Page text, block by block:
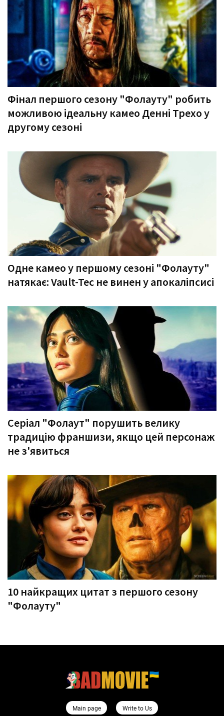
Фінал першого сезону "Фолауту" робить
можливою ідеальну камео Денні Трехо у
другому сезоні
Одне камео у першому сезоні "Фолауту"
натякає: Vault-Tec не винен у апокаліпсисі
Серіал "Фолаут" порушить велику
традицію франшизи, якщо цей персонаж
не з'явиться
10 найкращих цитат з першого сезону
"Фолауту"
Main page Write to Us